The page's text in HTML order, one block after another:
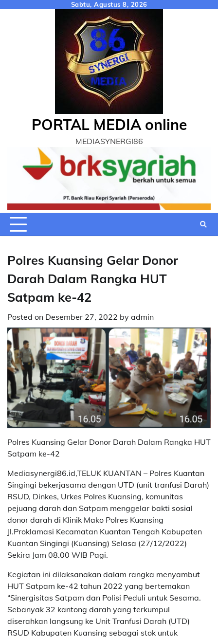
Sabtu, Agustus 8, 2026
PORTAL MEDIA online
MEDIASYNERGI86
Polres Kuansing Gelar Donor
Darah Dalam Rangka HUT
Satpam ke-42
Posted on Desember 27, 2022 by admin
Polres Kuansing Gelar Donor Darah Dalam Rangka HUT
Satpam ke-42
Mediasynergi86.id,TELUK KUANTAN – Polres Kuantan
Singingi bekerjasama dengan UTD (unit tranfusi Darah)
RSUD, Dinkes, Urkes Polres Kuansing, komunitas
pejuang darah dan Satpam menggelar bakti sosial
donor darah di Klinik Mako Polres Kuansing
Jl.Proklamasi Kecamatan Kuantan Tengah Kabupaten
Kuantan Singingi (Kuansing) Selasa (27/12/2022)
Sekira Jam 08.00 WIB Pagi.
Kegiatan ini dilaksanakan dalam rangka menyambut
HUT Satpam ke-42 tahun 2022 yang bertemakan
“Sinergisitas Satpam dan Polisi Peduli untuk Sesama.
Sebanyak 32 kantong darah yang terkumpul
diserahkan langsung ke Unit Tranfusi Darah (UTD)
RSUD Kabupaten Kuansing sebagai stok untuk